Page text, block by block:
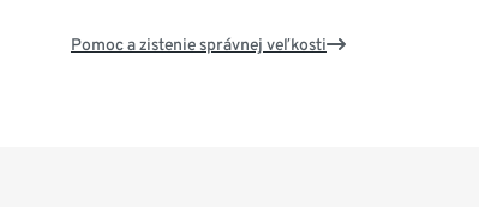
Pomoc a zistenie správnej veľkosti